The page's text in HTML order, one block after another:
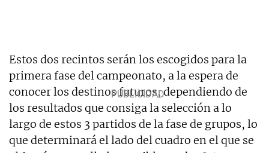
Estos dos recintos serán los escogidos para la
primera fase del campeonato, a la espera de
conocer los destinos futuros, dependiendo de
los resultados que consiga la selección a lo
largo de estos 3 partidos de la fase de grupos, lo
que determinará el lado del cuadro en el que se